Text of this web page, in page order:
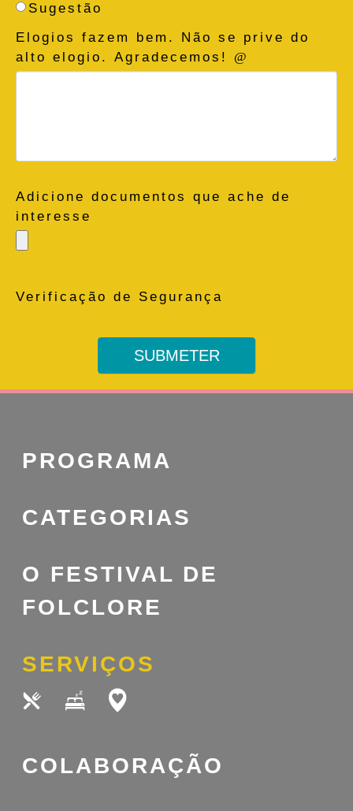
Sugestão
Elogios fazem bem. Não se prive do
alto elogio. Agradecemos!
Adicione documentos que ache de
interesse
Verificação de Segurança
SUBMETER
PROGRAMA
CATEGORIAS
O FESTIVAL DE
FOLCLORE
SERVIÇOS
COLABORAÇÃO